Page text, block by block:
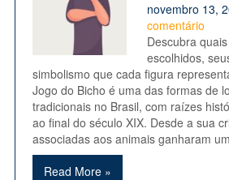
novembro 13,
comentário
Descubra
escolhidos,
simbolismo que cada figura
Jogo do Bicho é uma das formas de
tradicionais no Brasil, com raízes
ao final do século XIX. Desde a sua
associadas aos animais ganharam
Read More »